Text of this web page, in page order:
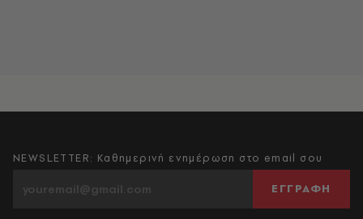
NEWSLETTER: Καθημερινή ενημέρωση στο email σου
ΕΓΓΡΑΦΗ